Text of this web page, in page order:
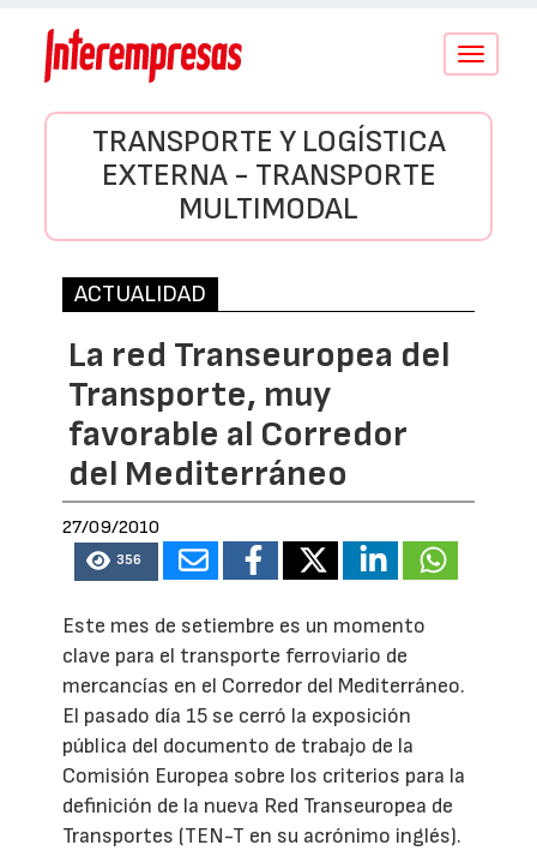
Conmutar
TRANSPORTE Y LOGÍSTICA
EXTERNA - TRANSPORTE
MULTIMODAL
ACTUALIDAD
La red Transeuropea del
Transporte, muy
favorable al Corredor
del Mediterráneo
27/09/2010
356
Este mes de setiembre es un momento
clave para el transporte ferroviario de
mercancías en el Corredor del Mediterráneo.
El pasado día 15 se cerró la exposición
pública del documento de trabajo de la
Comisión Europea sobre los criterios para la
definición de la nueva Red Transeuropea de
Transportes (TEN-T en su acrónimo inglés).